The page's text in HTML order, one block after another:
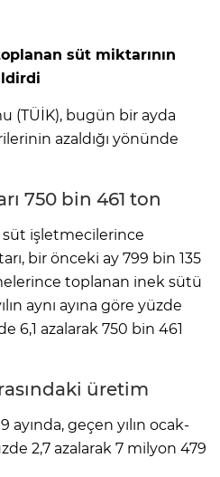
süt miktarının
(TÜİK), bugün bir ayda
azaldığı yönünde
750 bin 461 ton
işletmecilerince
bir önceki ay 799 bin 135
toplanan inek sütü
aynı ayına göre yüzde
6,1 azalarak 750 bin 461
üretim
ayında, geçen yılın ocak-
2,7 azalarak 7 milyon 479